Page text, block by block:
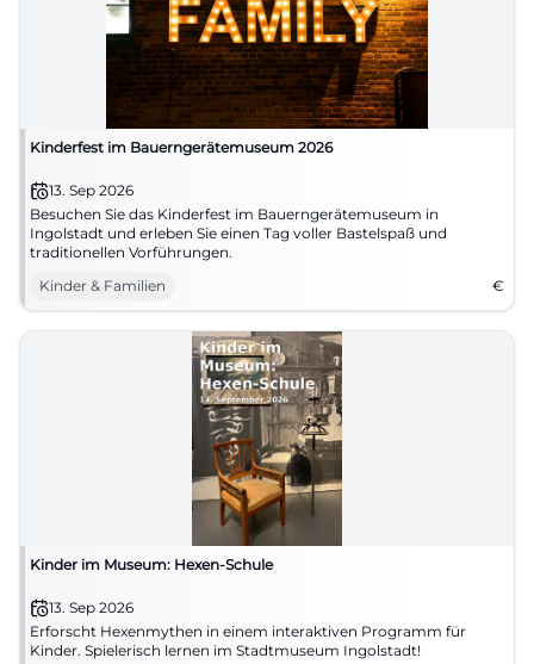
Kinderfest im Bauerngerätemuseum 2026
13. Sep 2026
Besuchen Sie das Kinderfest im Bauerngerätemuseum in
Ingolstadt und erleben Sie einen Tag voller Bastelspaß und
traditionellen Vorführungen.
Kinder & Familien
€
Kinder im Museum: Hexen-Schule
13. Sep 2026
Erforscht Hexenmythen in einem interaktiven Programm für
Kinder. Spielerisch lernen im Stadtmuseum Ingolstadt!